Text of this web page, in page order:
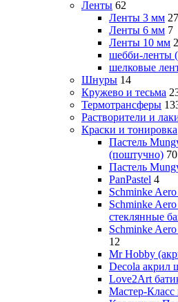
Ленты 62
Ленты 3 мм 27
Ленты 6 мм 7
Ленты 10 мм 2
шебби-ленты
шелковые
Шнуры 14
Кружево и тесьма
Термотрансферы
Растворители и
Краски и тонировка
Пастель
(поштучно) 70
Пастель
PanPastel 4
Schminke
Schminke
стеклянные
Schminke
12
Mr Hobby
Decola акрил
Love2Art
Мастер-Класс